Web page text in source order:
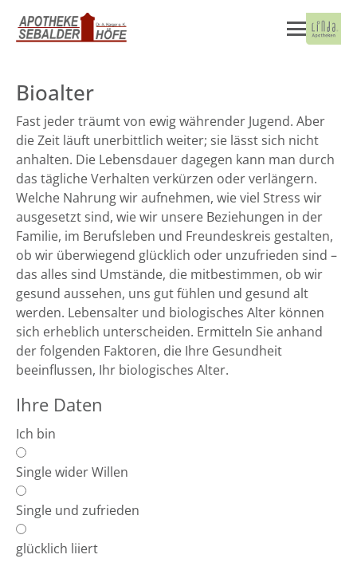
Bioalter
Fast jeder träumt von ewig währender Jugend. Aber
die Zeit läuft unerbittlich weiter; sie lässt sich nicht
anhalten. Die Lebensdauer dagegen kann man durch
das tägliche Verhalten verkürzen oder verlängern.
Welche Nahrung wir aufnehmen, wie viel Stress wir
ausgesetzt sind, wie wir unsere Beziehungen in der
Familie, im Berufsleben und Freundeskreis gestalten,
ob wir überwiegend glücklich oder unzufrieden sind –
das alles sind Umstände, die mitbestimmen, ob wir
gesund aussehen, uns gut fühlen und gesund alt
werden. Lebensalter und biologisches Alter können
sich erheblich unterscheiden. Ermitteln Sie anhand
der folgenden Faktoren, die Ihre Gesundheit
beeinflussen, Ihr biologisches Alter.
Ihre Daten
Ich bin
Single wider Willen
Single und zufrieden
glücklich liiert